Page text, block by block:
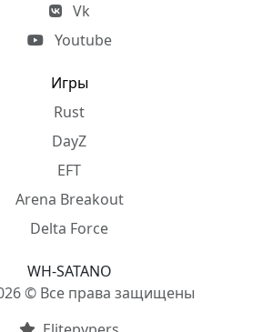
Vk
Youtube
Игры
Rust
DayZ
EFT
Arena Breakout
Delta Force
WH-SATANO
© Все права защищены